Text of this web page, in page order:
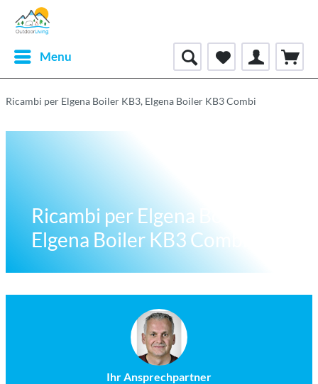
Menu
Ricambi per Elgena Boiler KB3, Elgena Boiler KB3 Combi
Ricambi per Elgena Boiler KB3,
Elgena Boiler KB3 Combi
Ihr Ansprechpartner